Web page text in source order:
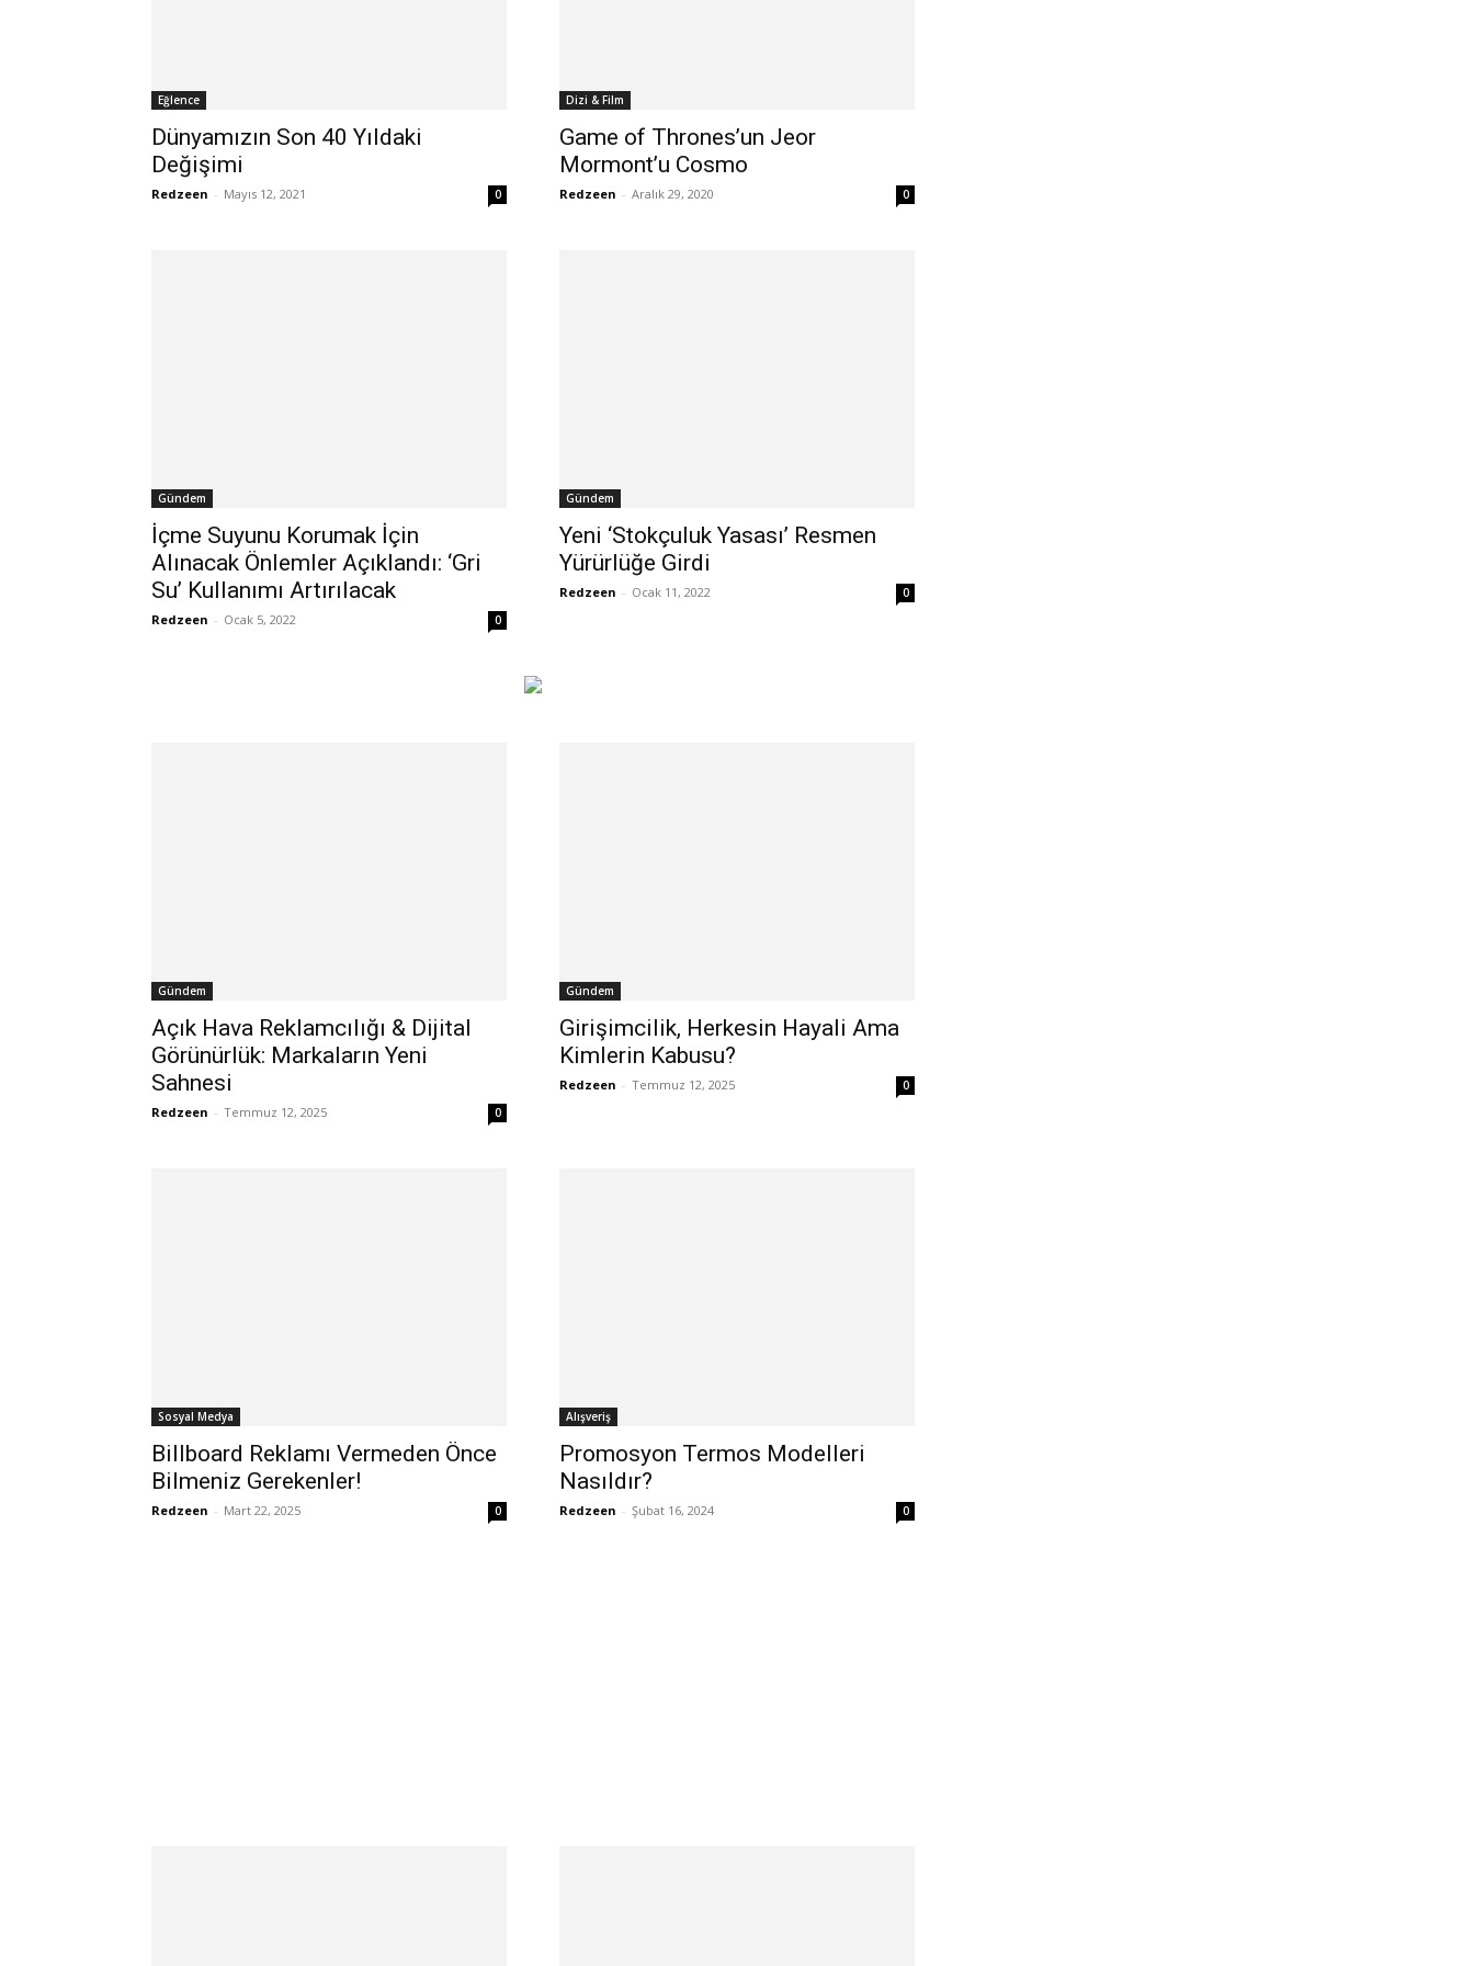
Eğlence
Dünyamızın Son 40 Yıldaki
Değişimi
Redzeen - Mayıs 12, 2021 0
Dizi & Film
Game of Thrones’un Jeor
Mormont’u Cosmo
Redzeen - Aralık 29, 2020 0
Gündem
İçme Suyunu Korumak İçin
Alınacak Önlemler Açıklandı: ‘Gri
Su’ Kullanımı Artırılacak
Redzeen - Ocak 5, 2022 0
Gündem
Yeni ‘Stokçuluk Yasası’ Resmen
Yürürlüğe Girdi
Redzeen - Ocak 11, 2022 0
Gündem
Açık Hava Reklamcılığı & Dijital
Görünürlük: Markaların Yeni
Sahnesi
Redzeen - Temmuz 12, 2025 0
Gündem
Girişimcilik, Herkesin Hayali Ama
Kimlerin Kabusu?
Redzeen - Temmuz 12, 2025 0
Sosyal Medya
Billboard Reklamı Vermeden Önce
Bilmeniz Gerekenler!
Redzeen - Mart 22, 2025 0
Alışveriş
Promosyon Termos Modelleri
Nasıldır?
Redzeen - Şubat 16, 2024 0